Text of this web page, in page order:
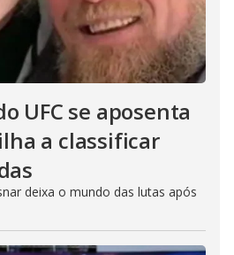
UFC se aposenta
a classificar
deixa o mundo das lutas após